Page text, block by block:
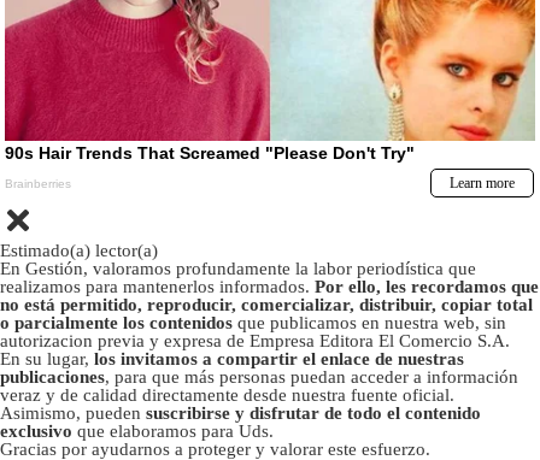
Estimado(a) lector(a)
En Gestión, valoramos profundamente la labor periodística que
realizamos para mantenerlos informados. Por ello, les recordamos que
no está permitido, reproducir, comercializar, distribuir, copiar total
o parcialmente los contenidos que publicamos en nuestra web, sin
autorizacion previa y expresa de Empresa Editora El Comercio S.A.
En su lugar, los invitamos a compartir el enlace de nuestras
publicaciones, para que más personas puedan acceder a información
veraz y de calidad directamente desde nuestra fuente oficial.
Asimismo, pueden suscribirse y disfrutar de todo el contenido
exclusivo que elaboramos para Uds.
Gracias por ayudarnos a proteger y valorar este esfuerzo.